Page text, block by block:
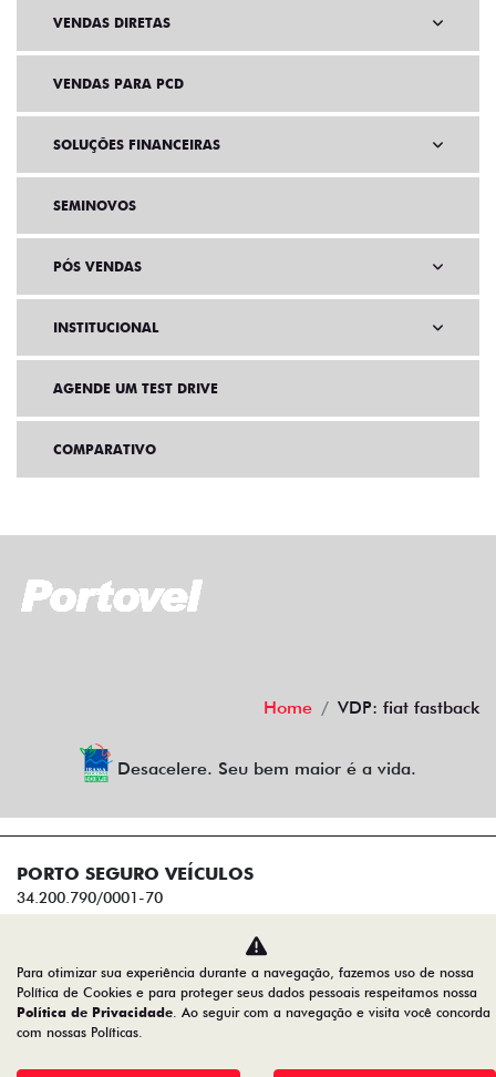
VENDAS DIRETAS
VENDAS PARA PCD
SOLUÇÕES FINANCEIRAS
SEMINOVOS
PÓS VENDAS
INSTITUCIONAL
AGENDE UM TEST DRIVE
COMPARATIVO
Home VDP: fiat fastback
Desacelere. Seu bem maior é a vida.
PORTO SEGURO VEÍCULOS
34.200.790/0001-70
Desenvolvido pela DEALERSPACE ® Direitos Reservados.
Para otimizar sua experiência durante a navegação, fazemos uso de nossa
Política de Cookies e para proteger seus dados pessoais respeitamos nossa
Política de Privacidade. Ao seguir com a navegação e visita você concorda
com nossas Políticas.